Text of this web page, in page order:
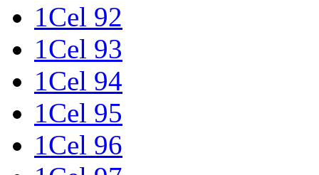
1Cel 92
1Cel 93
1Cel 94
1Cel 95
1Cel 96